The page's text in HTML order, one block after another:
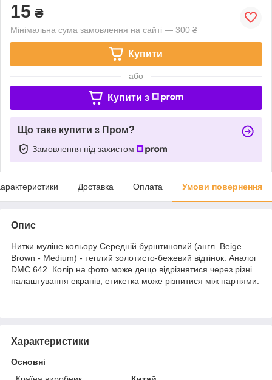
15 ₴
Мінімальна сума замовлення на сайті — 300 ₴
Купити
або
Купити з
Що таке купити з Пром?
Замовлення під захистом
Доставка Оплата Умови повернення
Опис
Нитки муліне кольору Середній бурштиновий (англ. Beige
Brown - Medium) - теплий золотисто-бежевий відтінок. Аналог
DMC 642. Колір на фото може дещо відрізнятися через різні
налаштування екранів, етикетка може різнитися між партіями.
Характеристики
Основні